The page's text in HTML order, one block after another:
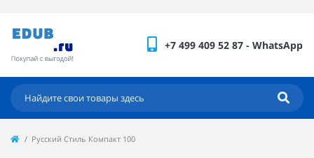
+7 499 409 52 87 - WhatsApp
Русский Стиль Компакт 100